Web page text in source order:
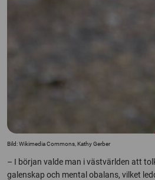
Bild: Wikimedia Commons, Kathy Gerber
– I början valde man i västvärlden att
galenskap och mental obalans, vilket